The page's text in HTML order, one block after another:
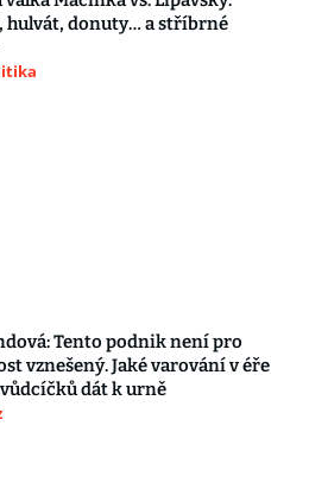
hulvát, donuty… a stříbrné
Tento podnik není pro
vznešený. Jaké varování v éře
dát k urně